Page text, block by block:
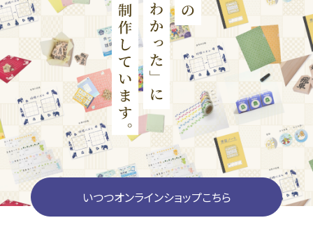
いつつオンラインショップこちら